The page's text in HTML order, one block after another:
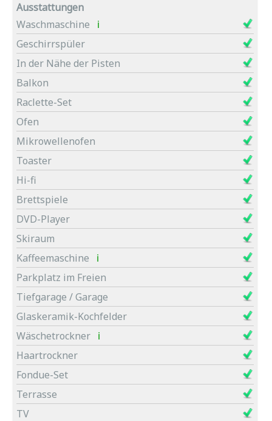
Ausstattungen
Waschmaschine
ℹ
Geschirrspüler
In der Nähe der Pisten
Balkon
Raclette-Set
Ofen
Mikrowellenofen
Toaster
Hi-fi
Brettspiele
DVD-Player
Skiraum
Kaffeemaschine
ℹ
Parkplatz im Freien
Tiefgarage / Garage
Glaskeramik-Kochfelder
Wäschetrockner ℹ
Haartrockner
Fondue-Set
Terrasse
TV